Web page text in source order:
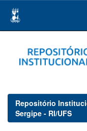
navigation
Repositório
Sergipe - RI/UFS